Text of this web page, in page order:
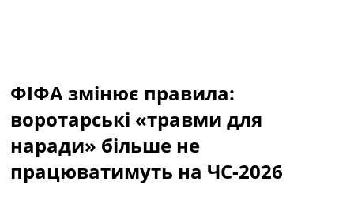
Україна. Перша Ліга
Ліга Чемпіонів
Англія. Прем’єр-Ліга
Іспанія. Ла Ліга
Ще Турніри >>>
Таблиці
Чемпіонат Світу. Турнирні таблиці
ФІФА змінює правила:
воротарські «травми для
наради» більше не
працюватимуть на ЧС-2026